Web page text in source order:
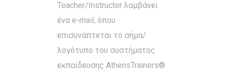
Teacher/Instructor λαμβάνει
ένα e-mail, όπου
επισυνάπτεται το σήμα/
λογότυπο του συστήματος
εκπαίδευσης AthensTrainers®